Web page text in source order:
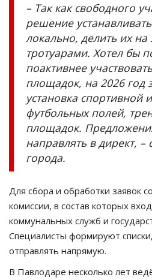
– Так как свободного
решение
локально, делить их
тротуарами. Хотел бы
поактивнее
площадок, на 2026 год
установка спортивной
футбольных полей,
площадок.
направлять в директ, –
города.
Для сбора и обработки заявок
комиссии, в состав которых
коммунальных служб и
Специалисты формируют
отправлять напрямую.
В Павлодаре несколько лет